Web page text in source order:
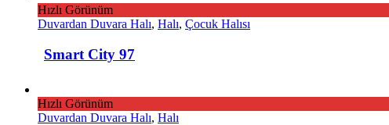
Hızlı Görünüm
Duvardan Duvara Halı, Halı, Çocuk Halısı
Smart City 97
Hızlı Görünüm
Duvardan Duvara Halı, Halı